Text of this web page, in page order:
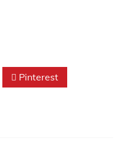
Pinterest